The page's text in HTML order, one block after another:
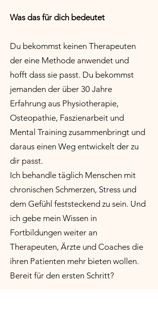
Was das für dich bedeutet
Du bekommst keinen Therapeuten
der eine Methode anwendet und
hofft dass sie passt. Du bekommst
jemanden der über 30 Jahre
Erfahrung aus Physiotherapie,
Osteopathie, Faszienarbeit und
Mental Training zusammenbringt und
daraus einen Weg entwickelt der zu
dir passt.
Ich behandle täglich Menschen mit
chronischen Schmerzen, Stress und
dem Gefühl feststeckend zu sein. Und
ich gebe mein Wissen in
Fortbildungen weiter an
Therapeuten, Ärzte und Coaches die
ihren Patienten mehr bieten wollen.
Bereit für den ersten Schritt?